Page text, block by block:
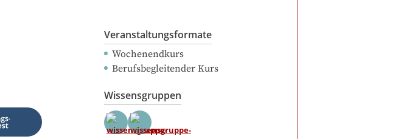
Veranstaltungsformate
Wochenendkurs
Berufsbegleitender Kurs
Wissensgruppen